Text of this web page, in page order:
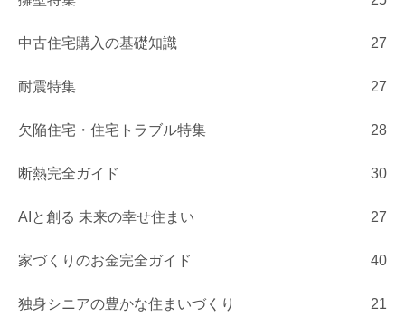
中古住宅購入の基礎知識 27
耐震特集 27
欠陥住宅・住宅トラブル特集 28
断熱完全ガイド 30
AIと創る 未来の幸せ住まい 27
家づくりのお金完全ガイド 40
独身シニアの豊かな住まいづくり 21